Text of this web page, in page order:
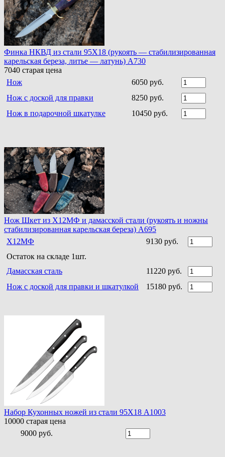
Финка НКВД из стали 95Х18 (рукоять — стабилизированная
карельская береза, литье — латунь) A730
7040 старая цена
Нож
6050 руб.
Нож с доской для правки
8250 руб.
Нож в подарочной шкатулке
10450 руб.
Нож Шкет из Х12МФ и дамасской стали (рукоять и ножны
стабилизированная карельская береза) A695
Х12МФ
9130 руб.
Остаток на складе 1шт.
Дамасская сталь
11220 руб.
Нож с доской для правки и шкатулкой
15180 руб.
Набор Кухонных ножей из стали 95Х18 A1003
10000 старая цена
9000 руб.